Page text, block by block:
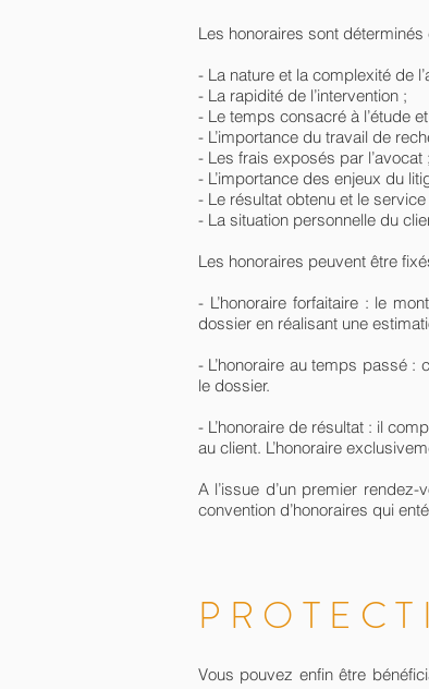
Les honoraires sont
- La nature et la complexité de
- La rapidité de l’intervention ;
- Le temps consacré à l’étude
- L’importance du travail de
- Les frais exposés par l’avocat ;
- L’importance des enjeux du
- Le résultat obtenu et le
- La situation personnelle du
Les honoraires peuvent être
- L’honoraire forfaitaire : le
dossier en réalisant une
- L’honoraire au temps passé :
le dossier.
- L’honoraire de résultat : il
au client. L’honoraire
A l’issue d’un premier
convention d’honoraires qui
Vous pouvez enfin être